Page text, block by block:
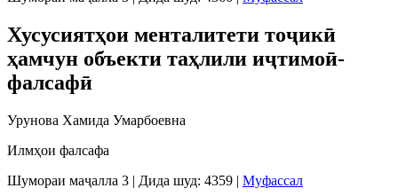
Хусусиятҳои менталитети тоҷикӣ
ҳамчун объекти таҳлили иҷтимоӣ-
фалсафӣ
Урунова Хамида Умарбоевна
Илмҳои фалсафа
Шумораи маҷалла 3 | Дида шуд: 4359 | Муфассал